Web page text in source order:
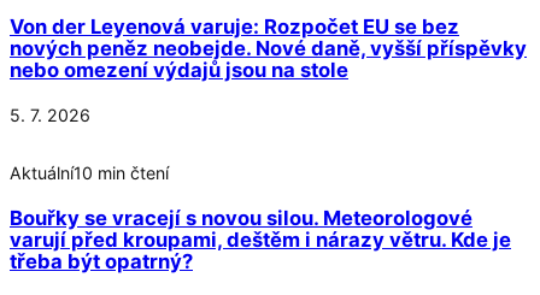
Von der Leyenová varuje: Rozpočet EU se bez
nových peněz neobejde. Nové daně, vyšší příspěvky
nebo omezení výdajů jsou na stole
5. 7. 2026
Aktuální10 min čtení
Bouřky se vracejí s novou silou. Meteorologové
varují před kroupami, deštěm i nárazy větru. Kde je
třeba být opatrný?